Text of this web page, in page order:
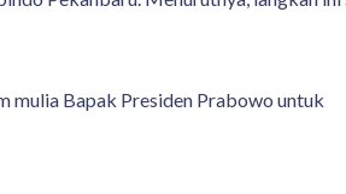
mulia Bapak Presiden Prabowo untuk